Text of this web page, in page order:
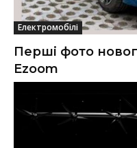
Електромобілі
Перші фото
Ezoom